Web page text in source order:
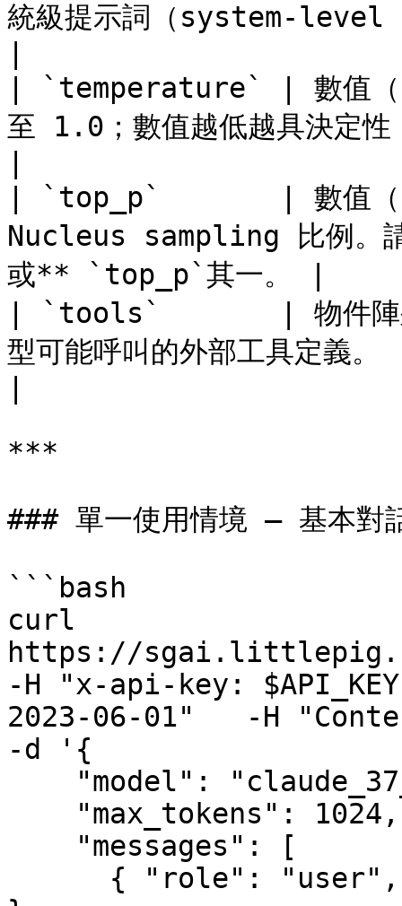
統級提示詞（system-level
| `temperature` | 數
至 1.0；數值越低越具決定性
| `top_p`       | 數值
Nucleus sampling 比例。
或** `top_p`其一。 |
| `tools`       | 物件
型可能呼叫的外部工具定義。
***
### 單一使用情境 — 基本對
```bash
curl
https://
-H "x-api-key:
2023-06-01"   -H
-d '{